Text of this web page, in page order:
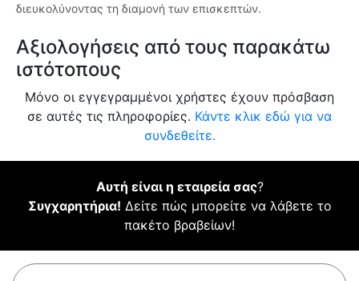
διευκολύνοντας τη διαμονή των επισκεπτών.
Αξιολογήσεις από τους παρακάτω
ιστότοπους
Μόνο οι εγγεγραμμένοι χρήστες έχουν πρόσβαση
σε αυτές τις πληροφορίες. Κάντε κλικ εδώ για να
συνδεθείτε.
Αυτή είναι η εταιρεία σας?
Συγχαρητήρια! Δείτε πώς μπορείτε να λάβετε το
πακέτο βραβείων!